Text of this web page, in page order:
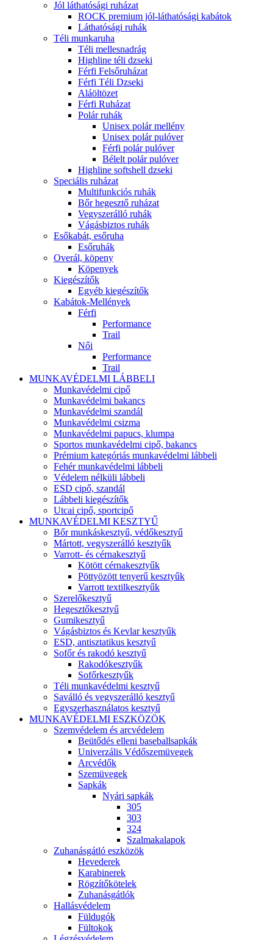
Jól láthatósági ruházat
ROCK premium jól-láthatósági kabátok
Láthatósági ruhák
Téli munkaruha
Téli mellesnadrág
Highline téli dzseki
Férfi Felsőruházat
Férfi Téli Dzseki
Aláöltözet
Férfi Ruházat
Polár ruhák
Unisex polár mellény
Unisex polár pulóver
Férfi polár pulóver
Bélelt polár pulóver
Highline softshell dzseki
Speciális ruházat
Multifunkciós ruhák
Bőr hegesztő ruházat
Vegyszerálló ruhák
Vágásbiztos ruhák
Esőkabát, esőruha
Esőruhák
Overál, köpeny
Köpenyek
Kiegészítők
Egyéb kiegészítők
Kabátok-Mellények
Férfi
Performance
Trail
Női
Performance
Trail
MUNKAVÉDELMI LÁBBELI
Munkavédelmi cipő
Munkavédelmi bakancs
Munkavédelmi szandál
Munkavédelmi csizma
Munkavédelmi papucs, klumpa
Sportos munkavédelmi cipő, bakancs
Prémium kategóriás munkavédelmi lábbeli
Fehér munkavédelmi lábbeli
Védelem nélküli lábbeli
ESD cipő, szandál
Lábbeli kiegészítők
Utcai cipő, sportcipő
MUNKAVÉDELMI KESZTYŰ
Bőr munkáskesztyű, védőkesztyű
Mártott, vegyszerálló kesztyűk
Varrott- és cérnakesztyű
Kötött cérnakesztyűk
Pöttyözött tenyerű kesztyűk
Varrott textilkesztyűk
Szerelőkesztyű
Hegesztőkesztyű
Gumikesztyű
Vágásbiztos és Kevlar kesztyűk
ESD, antisztatikus kesztyű
Sofőr és rakodó kesztyű
Rakodókesztyűk
Sofőrkesztyűk
Téli munkavédelmi kesztyű
Saválló és vegyszerálló kesztyű
Egyszerhasználatos kesztyű
MUNKAVÉDELMI ESZKÖZÖK
Szemvédelem és arcvédelem
Beütődés elleni baseballsapkák
Univerzális Védőszemüvegek
Arcvédők
Szemüvegek
Sapkák
Nyári sapkák
305
303
324
Szalmakalapok
Zuhanásgátló eszközök
Hevederek
Karabinerek
Rögzítőkötelek
Zuhanásgátlók
Hallásvédelem
Füldugók
Fültokok